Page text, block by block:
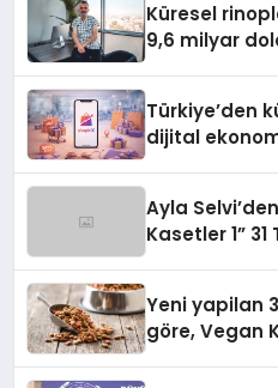
Küresel
9,6 milyar
Türkiye’den
dijital
Ayla
Kasetler 1”
Yeni yapilan
göre, Vegan